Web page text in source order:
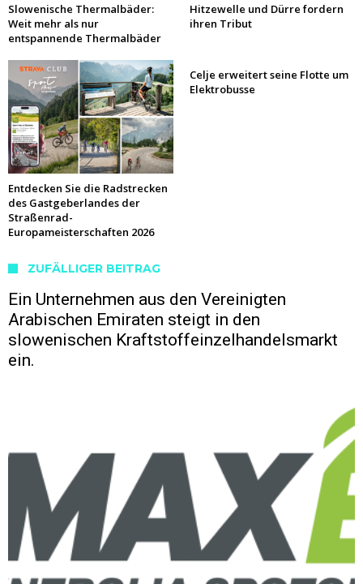
Slowenische Thermalbäder:
Weit mehr als nur
entspannende Thermalbäder
Hitzewelle und Dürre fordern
ihren Tribut
Entdecken Sie die Radstrecken
des Gastgeberlandes der
Straßenrad-
Europameisterschaften 2026
Celje erweitert seine Flotte um
Elektrobusse
ZUFÄLLIGER BEITRAG
Ein Unternehmen aus den Vereinigten
Arabischen Emiraten steigt in den
slowenischen Kraftstoffeinzelhandelsmarkt
ein.